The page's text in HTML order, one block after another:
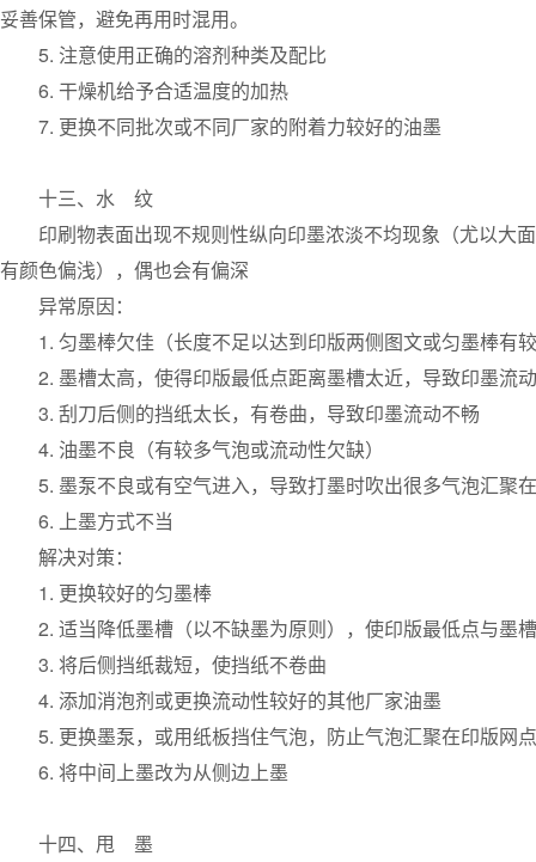
妥善保管，避免再用时混用。
5. 注意使用正确的溶剂种类及配比
6. 干燥机给予合适温度的加热
7. 更换不同批次或不同厂家的附着力较好的油墨
十三、水 纹
印刷物表面出现不规则性纵向印墨浓淡不均现象（尤以大
有颜色偏浅），偶也会有偏深
异常原因：
1. 匀墨棒欠佳（长度不足以达到印版两侧图文或匀墨棒有
2. 墨槽太高，使得印版最低点距离墨槽太近，导致印墨流
3. 刮刀后侧的挡纸太长，有卷曲，导致印墨流动不畅
4. 油墨不良（有较多气泡或流动性欠缺）
5. 墨泵不良或有空气进入，导致打墨时吹出很多气泡汇聚
6. 上墨方式不当
解决对策：
1. 更换较好的匀墨棒
2. 适当降低墨槽（以不缺墨为原则），使印版最低点与墨
3. 将后侧挡纸裁短，使挡纸不卷曲
4. 添加消泡剂或更换流动性较好的其他厂家油墨
5. 更换墨泵，或用纸板挡住气泡，防止气泡汇聚在印版网
6. 将中间上墨改为从侧边上墨
十四、甩 墨